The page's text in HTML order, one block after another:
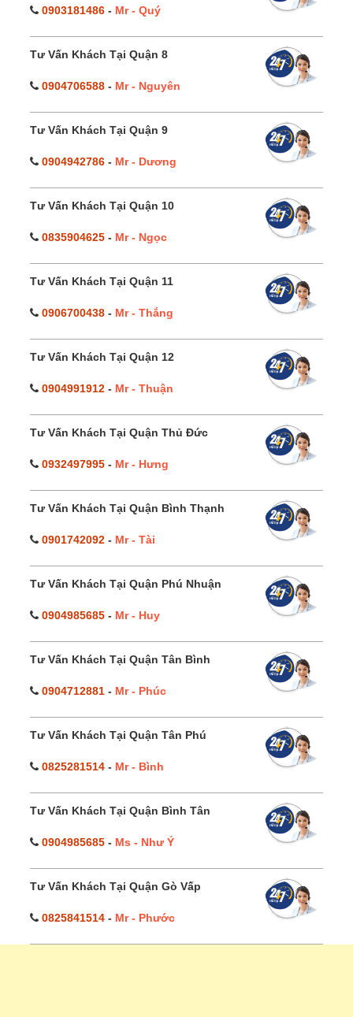
0903181486 - Mr - Quý
Tư Vấn Khách Tại Quận 8
0904706588 - Mr - Nguyên
Tư Vấn Khách Tại Quận 9
0904942786 - Mr - Dương
Tư Vấn Khách Tại Quận 10
0835904625 - Mr - Ngọc
Tư Vấn Khách Tại Quận 11
0906700438 - Mr - Thắng
Tư Vấn Khách Tại Quận 12
0904991912 - Mr - Thuận
Tư Vấn Khách Tại Quận Thủ Đức
0932497995 - Mr - Hưng
Tư Vấn Khách Tại Quận Bình Thạnh
0901742092 - Mr - Tài
Tư Vấn Khách Tại Quận Phú Nhuận
0904985685 - Mr - Huy
Tư Vấn Khách Tại Quận Tân Bình
0904712881 - Mr - Phúc
Tư Vấn Khách Tại Quận Tân Phú
0825281514 - Mr - Bình
Tư Vấn Khách Tại Quận Bình Tân
0904985685 - Ms - Như Ý
Tư Vấn Khách Tại Quận Gò Vấp
0825841514 - Mr - Phước